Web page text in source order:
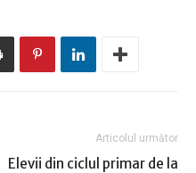
Articolul următor
Elevii din ciclul primar de la